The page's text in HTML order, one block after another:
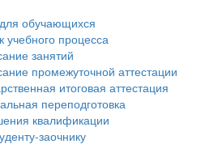
обучающихся
учебного процесса
занятий
промежуточной аттестации
итоговая аттестация
переподготовка
квалификации
заочнику